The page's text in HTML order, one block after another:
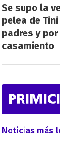
Se supo la
pelea de
padres y
casamiento
Noticias más